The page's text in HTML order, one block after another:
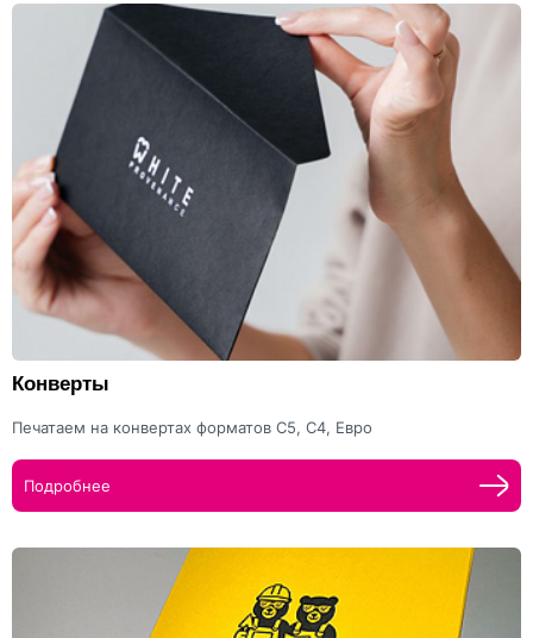
Конверты
Печатаем на конвертах форматов С5, С4, Евро
Подробнее